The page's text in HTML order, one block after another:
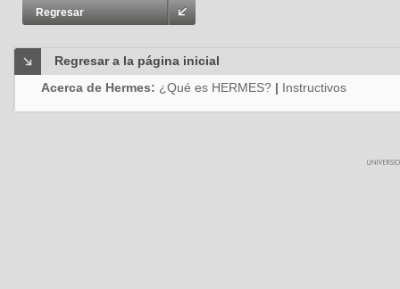
Regresar
Regresar a la página inicial
Acerca de Hermes: ¿Qué es HERMES? | Instructivos